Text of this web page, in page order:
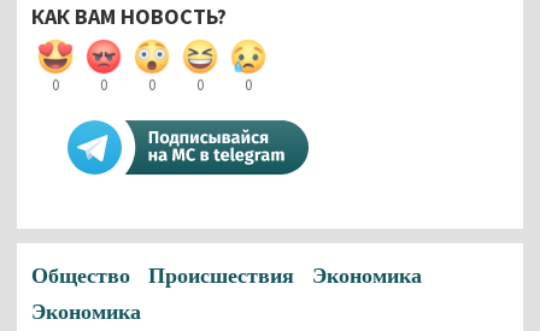
КАК ВАМ НОВОСТЬ?
0 0 0 0 0
Общество Происшествия
Экономика
Экономика